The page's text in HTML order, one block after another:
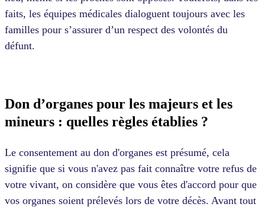
faits, les équipes médicales dialoguent toujours avec les
familles pour s’assurer d’un respect des volontés du
défunt.
Don d’organes pour les majeurs et les
mineurs : quelles règles établies ?
Le consentement au don d'organes est présumé, cela
signifie que si vous n'avez pas fait connaître votre refus de
votre vivant, on considère que vous êtes d'accord pour que
vos organes soient prélevés lors de votre décès. Avant tout